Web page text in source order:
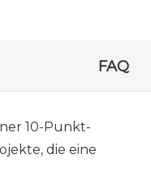
FAQ
10-Punkt-
die eine